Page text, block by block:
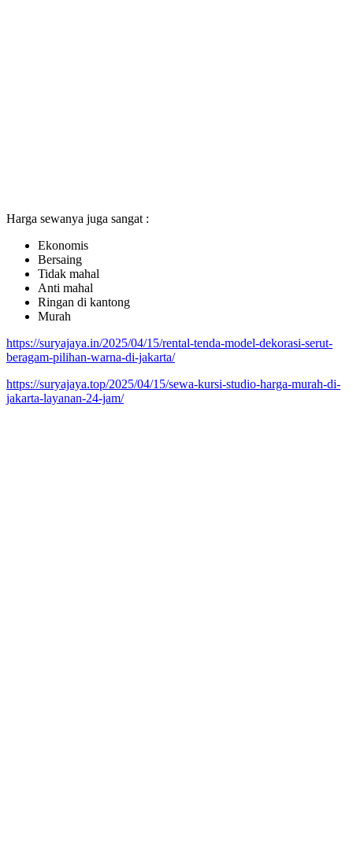
Harga sewanya juga sangat :
Ekonomis
Bersaing
Tidak mahal
Anti mahal
Ringan di kantong
Murah
https://suryajaya.in/2025/04/15/rental-tenda-model-dekorasi-serut-
beragam-pilihan-warna-di-jakarta/
https://suryajaya.top/2025/04/15/sewa-kursi-studio-harga-murah-di-
jakarta-layanan-24-jam/